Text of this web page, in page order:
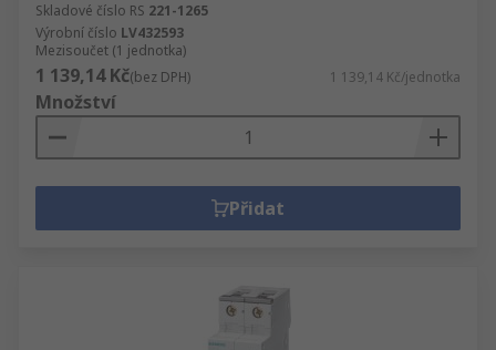
Skladové číslo RS 221-1265
Výrobní číslo LV432593
Mezisoučet (1 jednotka)
1 139,14 Kč(bez DPH) 1 139,14 Kč/jednotka
Množství
Přidat